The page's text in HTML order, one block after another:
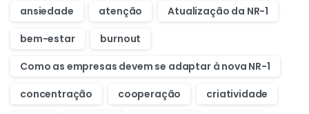
ansiedade atenção
Atualização da NR-1
bem-estar
burnout
Como as empresas devem se adaptar à nova NR-1
concentração
cooperação
criatividade